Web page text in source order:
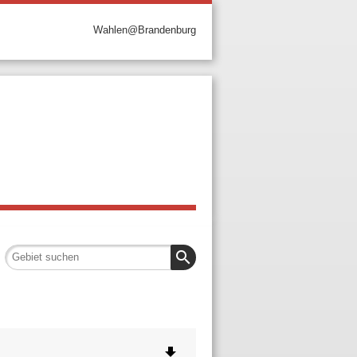
Wahlen@Brandenburg
search